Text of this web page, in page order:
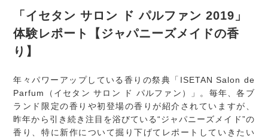
「イセタン サロン ド パルファン 2019」
体験レポート【ジャパニーズメイドの香
り】
年々パワーアップしている香りの祭典「ISETAN Salon de
Parfum（イセタン サロン ド パルファン）」。毎年、各ブ
ランド限定の香りや初登場の香りが紹介されていますが、
昨年から引き続き注目を浴びている“ジャパニーズメイド”の
香り、特に新作について掘り下げてレポートしていきたい